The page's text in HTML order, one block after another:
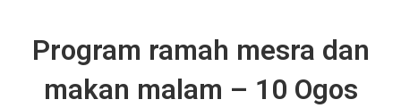
Program ramah mesra dan
makan malam – 10 Ogos